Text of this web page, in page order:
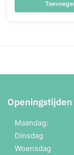
Openingstijden
Maandag:
Dinsdag
Woensdag